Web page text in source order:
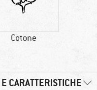
Cotone
CARATTERISTICHE